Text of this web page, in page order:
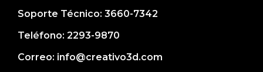
Soporte Técnico: 3660-7342
Teléfono: 2293-9870
Correo: info@creativo3d.com